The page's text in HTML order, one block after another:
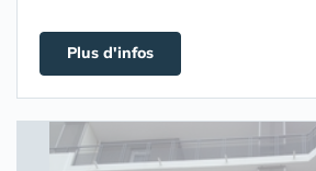
Plus d'infos